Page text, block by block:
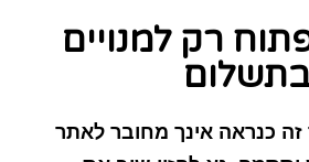
רק למנויים
כנראה אינך מחובר לאתר